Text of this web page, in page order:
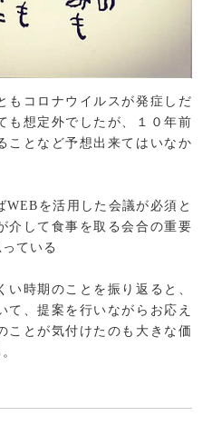
もコロナウイルスが発症しだ
も想定外でしたが、１０年前
ことなど予想出来てはいなか
を活用した会議が必須と
介して食事を取る会合の重要
ている
時期のことを振り返ると、
て、提案を行いながらお応え
ことが気付けたのも大きな価